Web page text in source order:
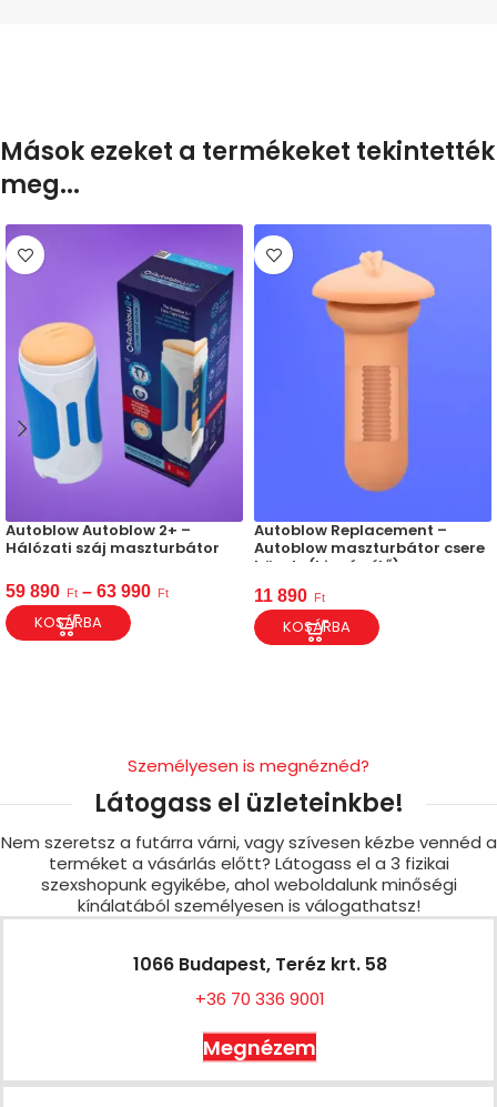
Mások ezeket a termékeket tekintették
meg...
Autoblow Autoblow 2+ –
Hálózati száj maszturbátor
59 890 Ft – 63 990 Ft
KOSÁRBA
Autoblow Replacement –
Autoblow maszturbátor csere
hüvely (kiegészítő)
11 890 Ft
KOSÁRBA
Személyesen is megnéznéd?
Látogass el üzleteinkbe!
Nem szeretsz a futárra várni, vagy szívesen kézbe vennéd a
terméket a vásárlás előtt? Látogass el a 3 fizikai
szexshopunk egyikébe, ahol weboldalunk minőségi
kínálatából személyesen is válogathatsz!
1066 Budapest, Teréz krt. 58
+36 70 336 9001
Megnézem